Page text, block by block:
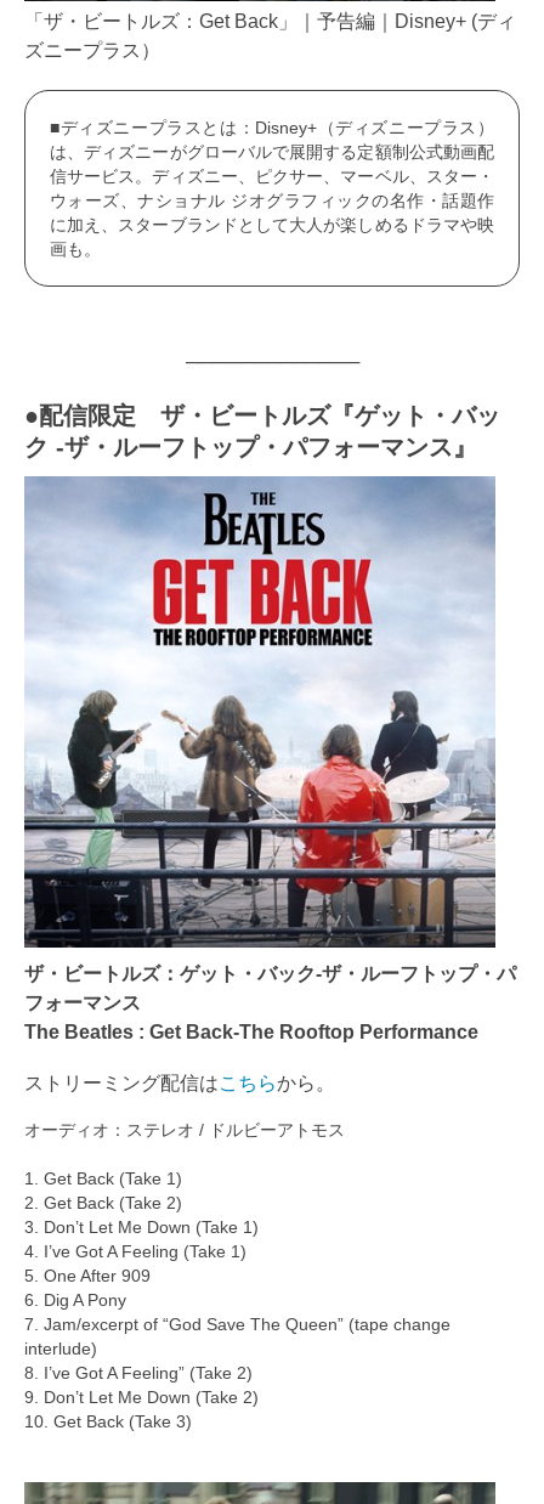
「ザ・ビートルズ：Get Back」｜予告編｜Disney+ (ディ
ズニープラス）
■ディズニープラスとは：Disney+（ディズニープラス）
は、ディズニーがグローバルで展開する定額制公式動画配
信サービス。ディズニー、ピクサー、マーベル、スター・
ウォーズ、ナショナル ジオグラフィックの名作・話題作
に加え、スターブランドとして大人が楽しめるドラマや映
画も。
─────────────
●配信限定 ザ・ビートルズ『ゲット・バッ
ク -ザ・ルーフトップ・パフォーマンス』
ザ・ビートルズ：ゲット・バック-ザ・ルーフトップ・パ
フォーマンス
The Beatles : Get Back-The Rooftop Performance
ストリーミング配信はこちらから。
オーディオ：ステレオ / ドルビーアトモス
1. Get Back (Take 1)
2. Get Back (Take 2)
3. Don’t Let Me Down (Take 1)
4. I’ve Got A Feeling (Take 1)
5. One After 909
6. Dig A Pony
7. Jam/excerpt of “God Save The Queen” (tape change
interlude)
8. I’ve Got A Feeling” (Take 2)
9. Don’t Let Me Down (Take 2)
10. Get Back (Take 3)